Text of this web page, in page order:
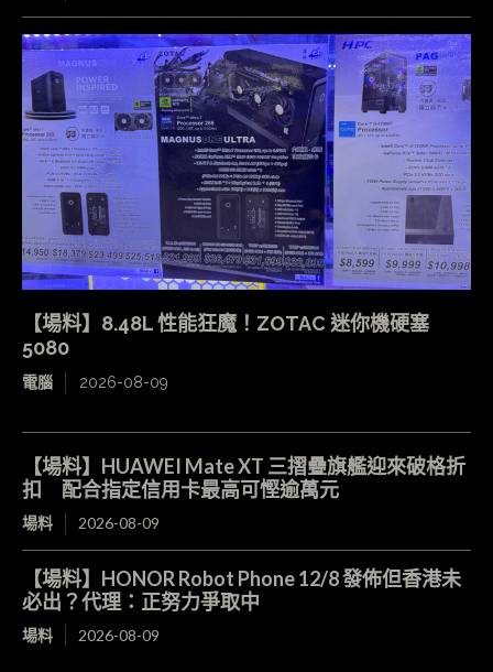
【場料】8.48L 性能狂魔！ZOTAC 迷你機硬塞
5080
電腦 2026-08-09
【場料】HUAWEI Mate XT 三摺疊旗艦迎來破格折
扣 配合指定信用卡最高可慳逾萬元
場料 2026-08-09
【場料】HONOR Robot Phone 12/8 發佈但香港未
必出？代理：正努力爭取中
場料 2026-08-09